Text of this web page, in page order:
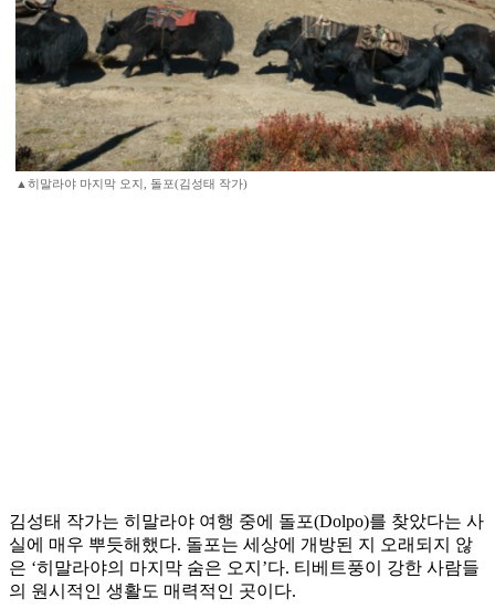
▲히말라야 마지막 오지, 돌포(김성태 작가)
김성태 작가는 히말라야 여행 중에 돌포(Dolpo)를 찾았다는 사
실에 매우 뿌듯해했다. 돌포는 세상에 개방된 지 오래되지 않
은 ‘히말라야의 마지막 숨은 오지’다. 티베트풍이 강한 사람들
의 원시적인 생활도 매력적인 곳이다.